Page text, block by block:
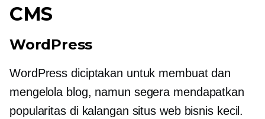
CMS
WordPress
WordPress diciptakan untuk membuat dan
mengelola blog, namun segera mendapatkan
popularitas di kalangan situs web bisnis kecil.